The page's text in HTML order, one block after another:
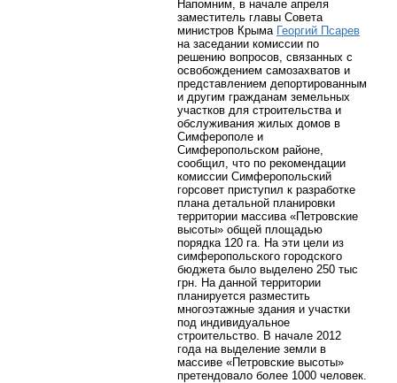
Напомним, в начале апреля
заместитель главы Совета
министров Крыма Георгий Псарев
на заседании комиссии по
решению вопросов, связанных с
освобождением самозахватов и
представлением депортированным
и другим гражданам земельных
участков для строительства и
обслуживания жилых домов в
Симферополе и
Симферопольском районе,
сообщил, что по рекомендации
комиссии Симферопольский
горсовет приступил к разработке
плана детальной планировки
территории массива «Петровские
высоты» общей площадью
порядка 120 га. На эти цели из
симферопольского городского
бюджета было выделено 250 тыс
грн. На данной территории
планируется разместить
многоэтажные здания и участки
под индивидуальное
строительство. В начале 2012
года на выделение земли в
массиве «Петровские высоты»
претендовало более 1000 человек.